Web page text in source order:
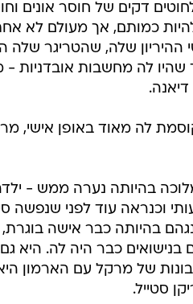
דקים של חוסר אונים
כמותם, אך מעולם לא
שלה, שהטריגר שלה
שהיו לה מחשבות
לה מאוד באופן אישי,
וכנראה עוד לפני
בנישואים כבר היה לה. היא
של מרקל עם הארמון
סטייל.